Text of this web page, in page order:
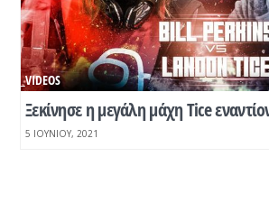
Ξεκίνησε η μεγάλη μάχη Tice
_VIDEOS
5 ΙΟΥΝΊΟΥ, 2021